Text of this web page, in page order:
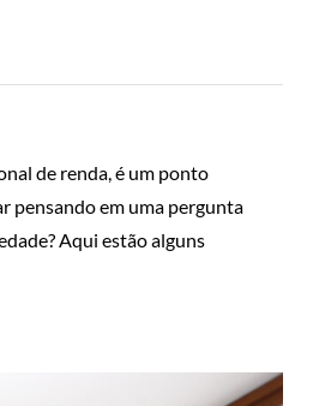
de renda, é um ponto
pensando em uma pergunta
Aqui estão alguns